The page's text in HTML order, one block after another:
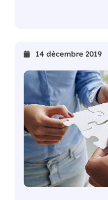
14 décembre 2019